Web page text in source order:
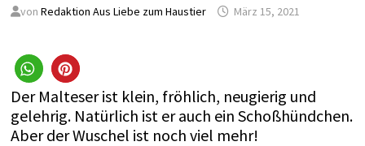
von Redaktion Aus Liebe zum Haustier März 15, 2021
Der Malteser ist klein, fröhlich, neugierig und
gelehrig. Natürlich ist er auch ein Schoßhündchen.
Aber der Wuschel ist noch viel mehr!